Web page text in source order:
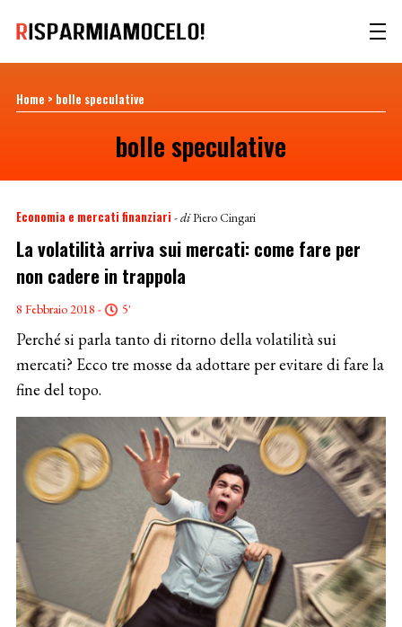
Home > bolle speculative
bolle speculative
Economia e mercati finanziari - diPiero Cingari
La volatilità arriva sui mercati: come fare per
non cadere in trappola
8 Febbraio 2018 - 5'
Perché si parla tanto di ritorno della volatilità sui
mercati? Ecco tre mosse da adottare per evitare di fare la
fine del topo.